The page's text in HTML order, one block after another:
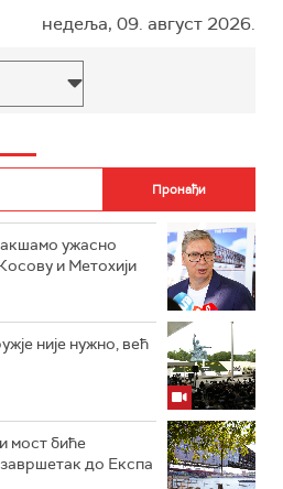
недеља, 09. август 2026.
ужасно
и Метохији
није нужно, већ
мост биће
завршетак до Експа